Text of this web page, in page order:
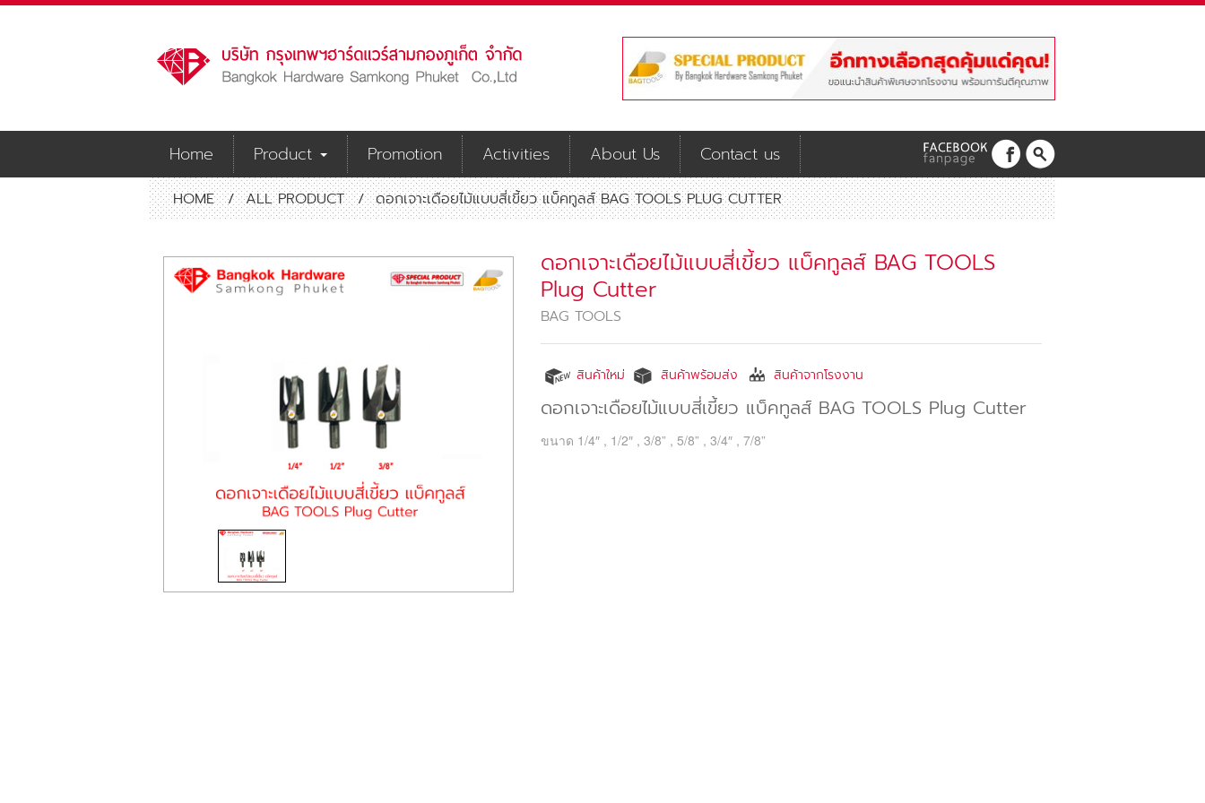
Home Product Promotion Activities About Us Contact us
HOME / ALL PRODUCT / ดอกเจาะเดือยไม้แบบสี่เขี้ยว แบ็คทูลส์ BAG TOOLS PLUG CUTTER
ดอกเจาะเดือยไม้แบบสี่เขี้ยว แบ็คทูลส์ BAG TOOLS
Plug Cutter
BAG TOOLS
สินค้าใหม่ สินค้าพร้อมส่ง สินค้าจากโรงงาน
ดอกเจาะเดือยไม้แบบสี่เขี้ยว แบ็คทูลส์ BAG TOOLS Plug Cutter
ขนาด 1/4″ , 1/2″ , 3/8” , 5/8” , 3/4″ , 7/8”